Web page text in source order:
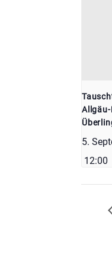
5.
12:00